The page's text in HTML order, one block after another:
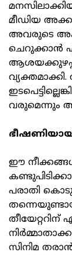
മീഡിയ
അവരുടെ
ചെറുക്കാൻ
വരുമെന്നും
ഈ
പരാതി
സിനിമ തരാൻ